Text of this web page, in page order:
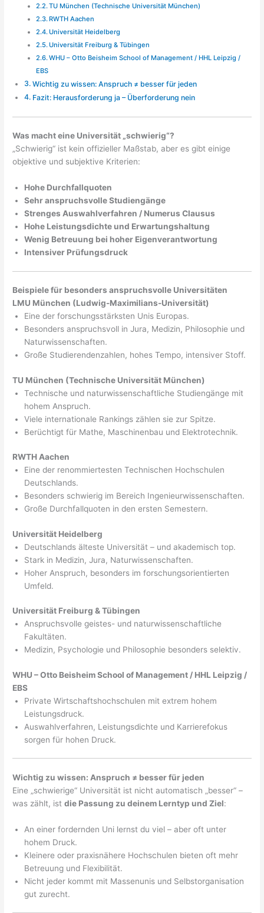
TU München (Technische Universität München)
RWTH Aachen
Universität Heidelberg
Universität Freiburg & Tübingen
WHU – Otto Beisheim School of Management / HHL Leipzig /
EBS
Wichtig zu wissen: Anspruch ≠ besser für jeden
Fazit: Herausforderung ja – Überforderung nein
Was macht eine Universität „schwierig“?
„Schwierig“ ist kein offizieller Maßstab, aber es gibt einige
objektive und subjektive Kriterien:
Hohe Durchfallquoten
Sehr anspruchsvolle Studiengänge
Strenges Auswahlverfahren / Numerus Clausus
Hohe Leistungsdichte und Erwartungshaltung
Wenig Betreuung bei hoher Eigenverantwortung
Intensiver Prüfungsdruck
Beispiele für besonders anspruchsvolle Universitäten
LMU München (Ludwig-Maximilians-Universität)
Eine der forschungsstärksten Unis Europas.
Besonders anspruchsvoll in Jura, Medizin, Philosophie und
Naturwissenschaften.
Große Studierendenzahlen, hohes Tempo, intensiver Stoff.
TU München (Technische Universität München)
Technische und naturwissenschaftliche Studiengänge mit
hohem Anspruch.
Viele internationale Rankings zählen sie zur Spitze.
Berüchtigt für Mathe, Maschinenbau und Elektrotechnik.
RWTH Aachen
Eine der renommiertesten Technischen Hochschulen
Deutschlands.
Besonders schwierig im Bereich Ingenieurwissenschaften.
Große Durchfallquoten in den ersten Semestern.
Universität Heidelberg
Deutschlands älteste Universität – und akademisch top.
Stark in Medizin, Jura, Naturwissenschaften.
Hoher Anspruch, besonders im forschungsorientierten
Umfeld.
Universität Freiburg & Tübingen
Anspruchsvolle geistes- und naturwissenschaftliche
Fakultäten.
Medizin, Psychologie und Philosophie besonders selektiv.
WHU – Otto Beisheim School of Management / HHL Leipzig /
EBS
Private Wirtschaftshochschulen mit extrem hohem
Leistungsdruck.
Auswahlverfahren, Leistungsdichte und Karrierefokus
sorgen für hohen Druck.
Wichtig zu wissen: Anspruch ≠ besser für jeden
Eine „schwierige“ Universität ist nicht automatisch „besser“ –
was zählt, istdie Passung zu deinem Lerntyp und Ziel:
An einer fordernden Uni lernst du viel – aber oft unter
hohem Druck.
Kleinere oder praxisnähere Hochschulen bieten oft mehr
Betreuung und Flexibilität.
Nicht jeder kommt mit Massenunis und Selbstorganisation
gut zurecht.